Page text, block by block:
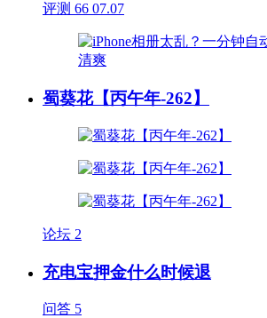
评测 66 07.07
蜀葵花【丙午年-262】
论坛 2
充电宝押金什么时候退
问答 5